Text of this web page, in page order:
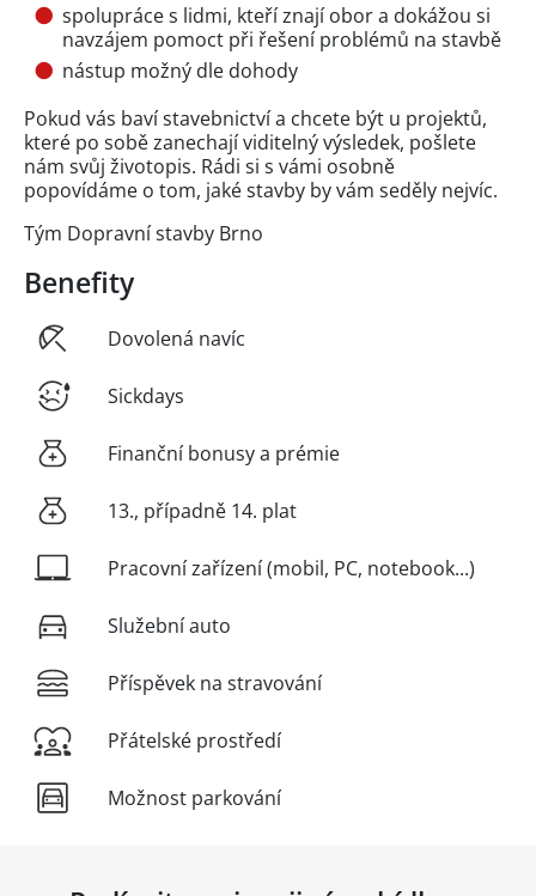
spolupráce s lidmi, kteří znají obor a dokážou si
navzájem pomoct při řešení problémů na stavbě
nástup možný dle dohody
Pokud vás baví stavebnictví a chcete být u projektů,
které po sobě zanechají viditelný výsledek, pošlete
nám svůj životopis. Rádi si s vámi osobně
popovídáme o tom, jaké stavby by vám seděly nejvíc.
Tým Dopravní stavby Brno
Benefity
Dovolená navíc
Sickdays
Finanční bonusy a prémie
13., případně 14. plat
Pracovní zařízení (mobil, PC, notebook...)
Služební auto
Příspěvek na stravování
Přátelské prostředí
Možnost parkování